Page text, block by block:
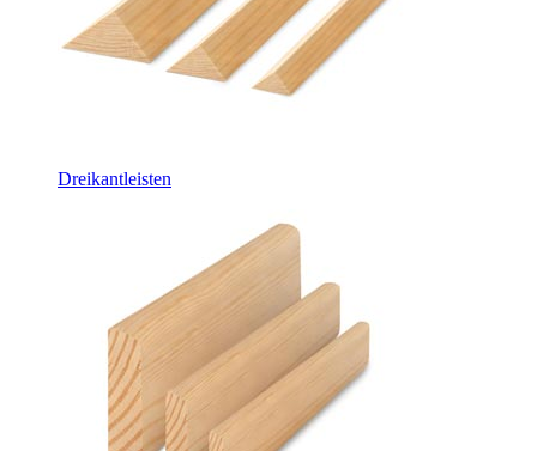
Dreikantleisten